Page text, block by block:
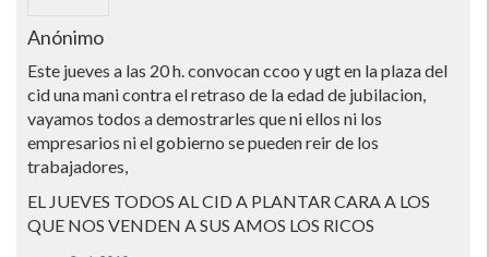
Anónimo
Este jueves a las 20 h. convocan ccoo y ugt en la plaza del
cid una mani contra el retraso de la edad de jubilacion,
vayamos todos a demostrarles que ni ellos ni los
empresarios ni el gobierno se pueden reir de los
trabajadores,
EL JUEVES TODOS AL CID A PLANTAR CARA A LOS
QUE NOS VENDEN A SUS AMOS LOS RICOS